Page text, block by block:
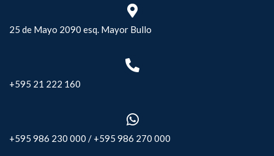
25 de Mayo 2090 esq. Mayor Bullo
+595 21 222 160
+595 986 230 000 / +595 986 270 000